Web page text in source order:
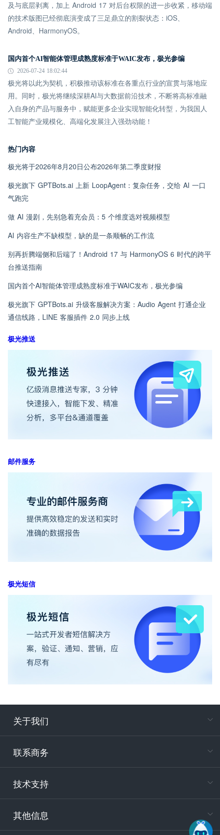
及与底层剥离，加上 Android 17 对后台权限的进一步收紧，移动端
的技术版图已经彻底演变成了三足鼎立的割裂状态：iOS、
Android、HarmonyOS。
国内首个AI智能体管理成熟度标准于WAIC发布，极光参编
2026-07-24 18:02:44
极光将以此为契机，积极推动该标准在各重点行业的宣贯与落地应
用。同时，极光将继续深耕AI与大数据前沿技术，不断将高标准融
入自身的产品与服务中，赋能更多企业实现智能化转型，为我国人
工智能产业规模化、高端化发展注入强劲动能！
热门内容
极光将于2026年8月20日公布2026年第二季度财报
极光旗下 GPTBots.ai 上新 LoopAgent：复杂任务，交给 AI 一口
气跑完
做 AI 漫剧，先别急着充会员：5 个维度选对视频模型
AI 内容生产不缺模型，缺的是一条顺畅的工作流
别再折腾端侧和后端了！Android 17 与 HarmonyOS 6 时代的跨平
台推送指南
国内首个AI智能体管理成熟度标准于WAIC发布，极光参编
极光旗下 GPTBots.ai 升级客服解决方案：Audio Agent 打通企业
通信线路，LINE 客服插件 2.0 同步上线
极光推送
邮件服务
极光短信
关于我们
联系商务
技术支持
其他信息
电
400-
技